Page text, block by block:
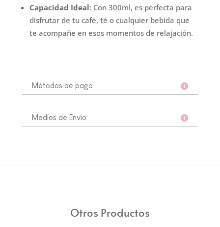
Capacidad Ideal: Con 300ml, es perfecta para
disfrutar de tu café, té o cualquier bebida que
te acompañe en esos momentos de relajación.
Métodos de pago
Medios de Envío
Otros Productos